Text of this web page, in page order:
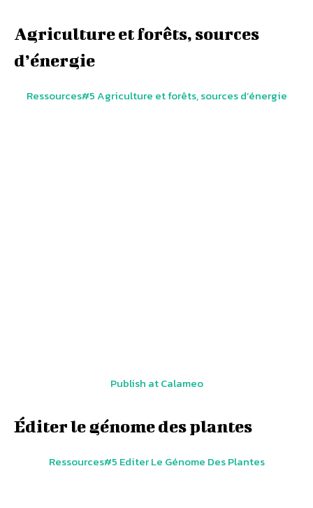
Agriculture et forêts, sources
d’énergie
Ressources#5 Agriculture et forêts, sources d’énergie
Publish at Calameo
Éditer le génome des plantes
Ressources#5 Editer Le Génome Des Plantes